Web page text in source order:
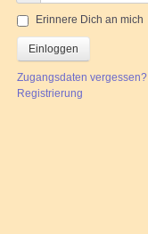
Erinnere Dich an mich
Einloggen
Zugangsdaten vergessen?
Registrierung